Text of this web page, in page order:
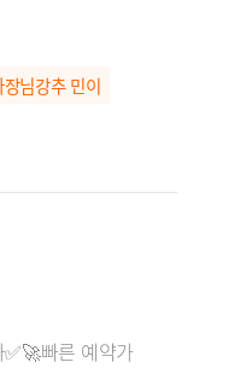
장님강추 민이
빠른 예약가